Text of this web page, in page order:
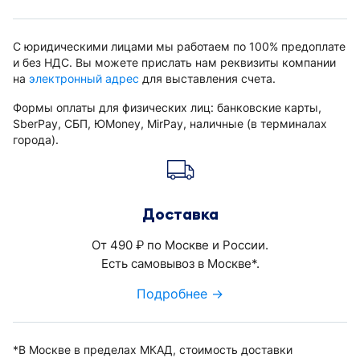
С юридическими лицами мы работаем по 100% предоплате
и без НДС. Вы можете прислать нам реквизиты компании
на электронный адрес для выставления счета.
Формы оплаты для физических лиц: банковские карты,
SberPay, СБП, ЮMoney, MirPay, наличные (в терминалах
города).
Доставка
От 490 руб. по Москве и России.
Есть самовывоз в Москве*.
Подробнее →
*В Москве в пределах МКАД, стоимость доставки